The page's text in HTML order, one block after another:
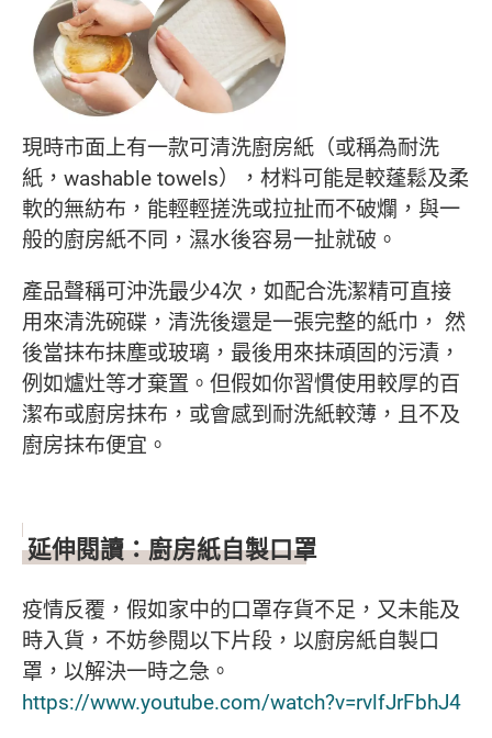
現時市面上有一款可清洗廚房紙（或稱為耐洗
紙，washable towels），材料可能是較蓬鬆及柔
軟的無紡布，能輕輕搓洗或拉扯而不破爛，與一
般的廚房紙不同，濕水後容易一扯就破。
產品聲稱可沖洗最少4次，如配合洗潔精可直接
用來清洗碗碟，清洗後還是一張完整的紙巾， 然
後當抹布抹塵或玻璃，最後用來抹頑固的污漬，
例如爐灶等才棄置。但假如你習慣使用較厚的百
潔布或廚房抹布，或會感到耐洗紙較薄，且不及
廚房抹布便宜。
延伸閱讀：廚房紙自製口罩
疫情反覆，假如家中的口罩存貨不足，又未能及
時入貨，不妨參閱以下片段，以廚房紙自製口
罩，以解決一時之急。
https://www.youtube.com/watch?v=rvlfJrFbhJ4